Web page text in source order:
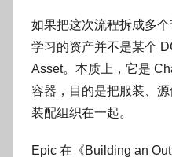
如果把这次流程拆成多
学习的资产并不是某个
Asset。本质上，它是
容器，目的是把服装、
装配组织在一起。
Epic 在《Building an